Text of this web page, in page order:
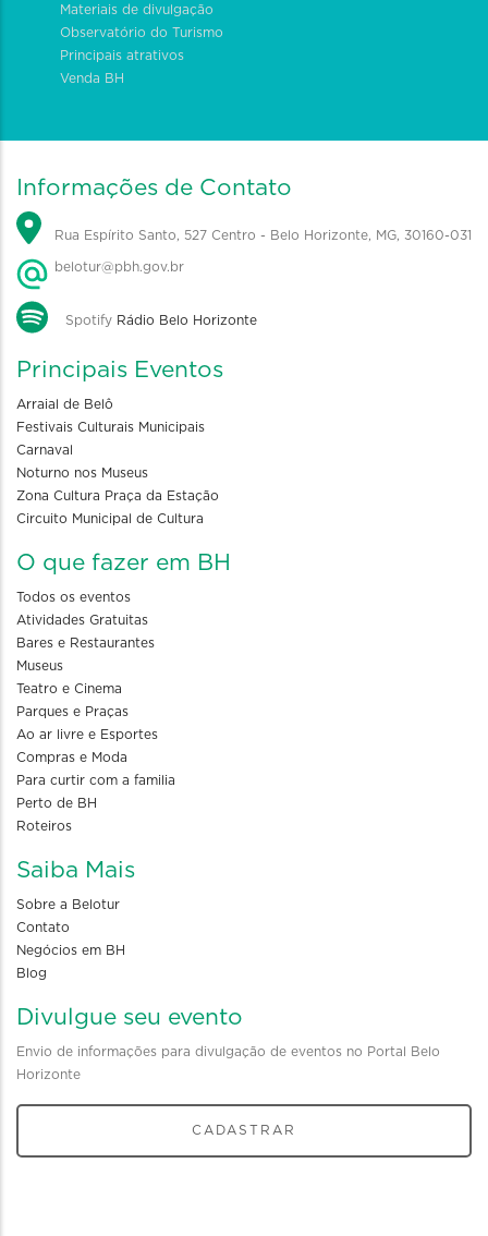
Materiais de divulgação
Observatório do Turismo
Principais atrativos
Venda BH
Informações de Contato
Rua Espírito Santo, 527 Centro - Belo Horizonte, MG, 30160-031
belotur@pbh.gov.br
Spotify Rádio Belo Horizonte
Principais Eventos
Arraial de Belô
Festivais Culturais Municipais
Carnaval
Noturno nos Museus
Zona Cultura Praça da Estação
Circuito Municipal de Cultura
O que fazer em BH
Todos os eventos
Atividades Gratuitas
Bares e Restaurantes
Museus
Teatro e Cinema
Parques e Praças
Ao ar livre e Esportes
Compras e Moda
Para curtir com a familia
Perto de BH
Roteiros
Saiba Mais
Sobre a Belotur
Contato
Negócios em BH
Blog
Divulgue seu evento
Envio de informações para divulgação de eventos no Portal Belo
Horizonte
CADASTRAR